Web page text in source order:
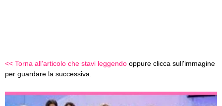
<< Torna all'articolo che stavi leggendo oppure clicca sull'immagine
per guardare la successiva.